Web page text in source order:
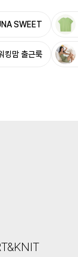
SWEET
킹맘 출근룩